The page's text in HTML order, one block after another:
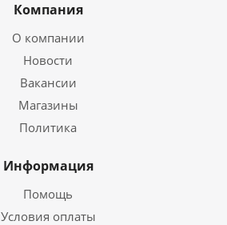
Компания
О компании
Новости
Вакансии
Магазины
Политика
Информация
Помощь
Условия оплаты